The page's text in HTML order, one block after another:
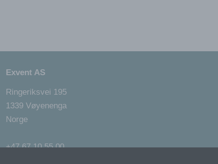
Exvent AS
Ringeriksvei 195
1339 Vøyenenga
Norge
+47 67 10 55 00